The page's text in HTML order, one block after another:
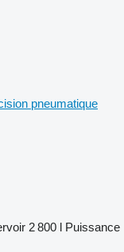
pneumatique
2 800 l Puissance